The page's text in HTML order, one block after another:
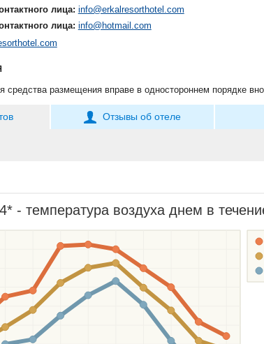
лица: info@erkalresorthotel.com
лица: info@hotmail.com
средства размещения вправе в одностороннем порядке
Отзывы об отеле
- температура воздуха днем в